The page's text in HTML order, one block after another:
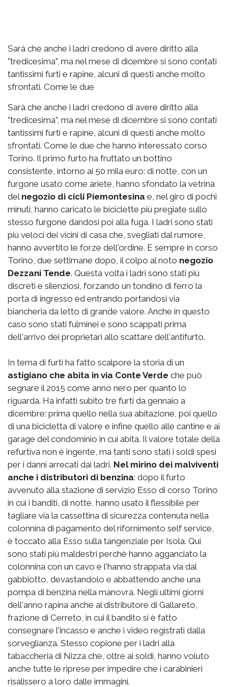
Sarà che anche i ladri credono di avere diritto alla
"tredicesima", ma nel mese di dicembre si sono contati
tantissimi furti e rapine, alcuni di questi anche molto
sfrontati. Come le due
Sarà che anche i ladri credono di avere diritto alla
"tredicesima", ma nel mese di dicembre si sono contati
tantissimi furti e rapine, alcuni di questi anche molto
sfrontati. Come le due che hanno interessato corso
Torino. Il primo furto ha fruttato un bottino
consistente, intorno ai 50 mila euro: di notte, con un
furgone usato come ariete, hanno sfondato la vetrina
del negozio di cicli Piemontesina e, nel giro di pochi
minuti, hanno caricato le biciclette più pregiate sullo
stesso furgone dandosi poi alla fuga. I ladri sono stati
più veloci dei vicini di casa che, svegliati dal rumore,
hanno avvertito le forze dell'ordine. E sempre in corso
Torino, due settimane dopo, il colpo al noto negozio
Dezzani Tende. Questa volta i ladri sono stati più
discreti e silenziosi, forzando un tondino di ferro la
porta di ingresso ed entrando portandosi via
biancheria da letto di grande valore. Anche in questo
caso sono stati fulminei e sono scappati prima
dell'arrivo dei proprietari allo scattare dell'antifurto.
In tema di furti ha fatto scalpore la storia di un
astigiano che abita in via Conte Verde che può
segnare il 2015 come anno nero per quanto lo
riguarda. Ha infatti subito tre furti da gennaio a
dicembre: prima quello nella sua abitazione, poi quello
di una bicicletta di valore e infine quello alle cantine e ai
garage del condominio in cui abita. Il valore totale della
refurtiva non è ingente, ma tanti sono stati i soldi spesi
per i danni arrecati dai ladri. Nel mirino dei malviventi
anche i distributori di benzina: dopo il furto
avvenuto alla stazione di servizio Esso di corso Torino
in cui i banditi, di notte, hanno usato il flessibile per
tagliare via la cassettina di sicurezza contenuta nella
colonnina di pagamento del rifornimento self service,
è toccato alla Esso sulla tangenziale per Isola. Qui
sono stati più maldestri perchè hanno agganciato la
colonnina con un cavo e l'hanno strappata via dal
gabbiotto, devastandolo e abbattendo anche una
pompa di benzina nella manovra. Negli ultimi giorni
dell'anno rapina anche al distributore di Gallareto,
frazione di Cerreto, in cui il bandito si è fatto
consegnare l'incasso e anche i video registrati dalla
sorveglianza. Stesso copione per i ladri alla
tabaccheria di Nizza che, oltre ai soldi, hanno voluto
anche tutte le riprese per impedire che i carabinieri
risalissero a loro dalle immagini.